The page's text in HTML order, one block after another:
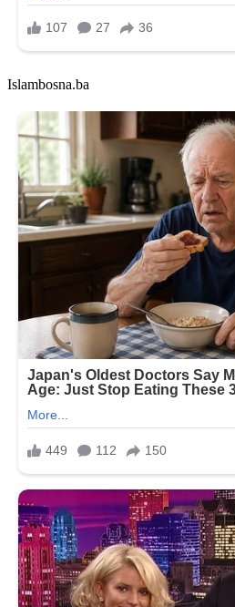
Islambosna.ba